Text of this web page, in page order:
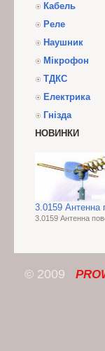
Кабель
Реле
Наушник
Мікрофон
ТДКС
Електрика
Гнізда
НОВИНКИ
3.0159 Антенна
3.0159 Антенна
© 2009